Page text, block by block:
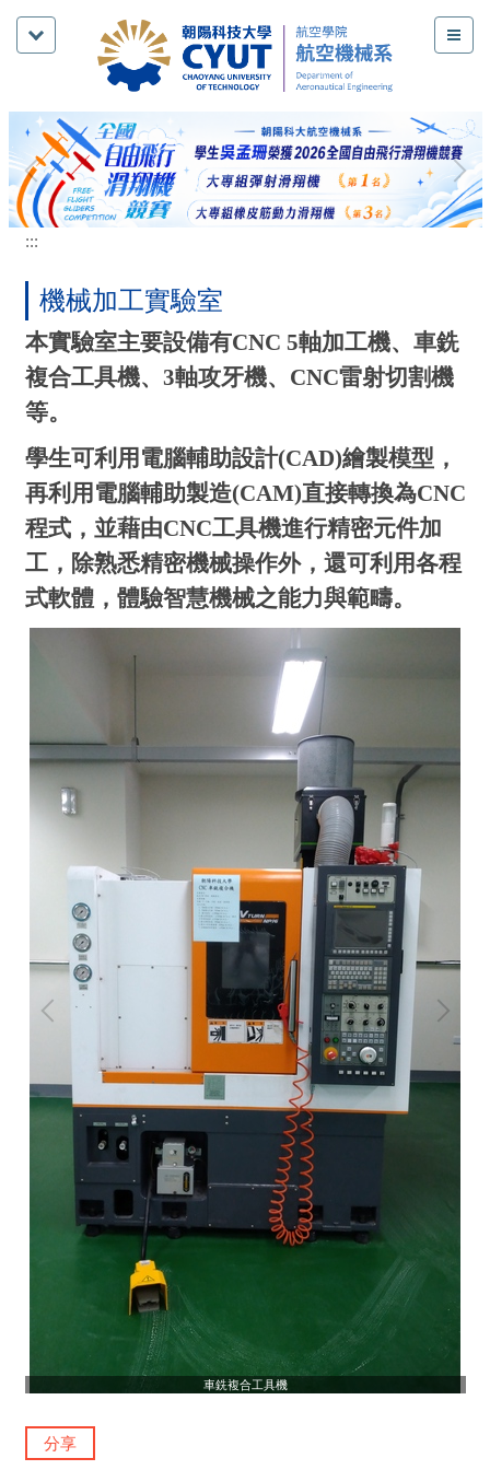
跳
內
容
區
:::
機械加工實驗室
本實驗室主要設備有CNC 5軸加工機、車銑
複合工具機、3軸攻牙機、CNC雷射切割機
等。
學生可利用電腦輔助設計(CAD)繪製模型，
再利用電腦輔助製造(CAM)直接轉換為CNC
程式，並藉由CNC工具機進行精密元件加
工，除熟悉精密機械操作外，還可利用各程
式軟體，體驗智慧機械之能力與範疇。
車銑複合工具機
分享